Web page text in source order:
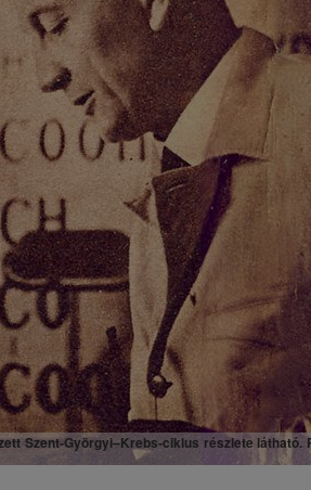
Szent-Györgyi–Krebs-ciklus részlete látható.